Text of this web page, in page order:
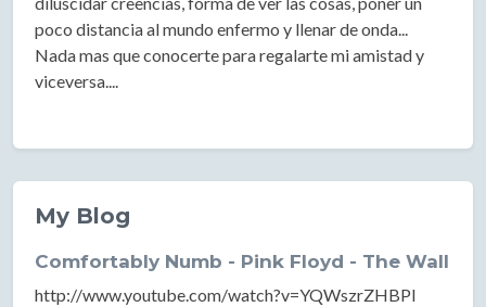
poco distancia al mundo enfermo y llenar de onda...
Nada mas que conocerte para regalarte mi amistad y
viceversa....
My Blog
Comfortably Numb - Pink Floyd - The Wall
http://www.youtube.com/watch?v=YQWszrZHBPI